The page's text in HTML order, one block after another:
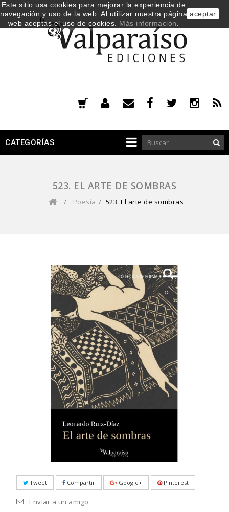
CATEGORÍAS
523. EL ARTE DE SOMBRAS
/ Poesía / 523. El arte de sombras
Tweet Compartir Google+ Pinterest
Enviar a un amigo
Este sitio usa cookies para mejorar la experiencia de
navegación y uso de la web. Al utilizar nuestra página
web aceptas el uso de cookies. Más información
aceptar